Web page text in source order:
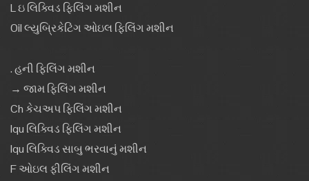
L ઇ લિક્વિડ ફિલિંગ મશીન
Oil લ્યુબ્રિકેટિંગ ઓઇલ ફિલિંગ મશીન
. હની ફિલિંગ મશીન
→ જામ ફિલિંગ મશીન
Ch કેચઅપ ફિલિંગ મશીન
Iqu લિક્વિડ ફિલિંગ મશીન
Iqu લિક્વિડ સાબુ ભરવાનું મશીન
F ઓઇલ ફીલિંગ મશીન